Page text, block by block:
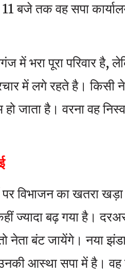
बजे तक वह सपा
में भरा पूरा परिवार है,
में लगे रहते है। किसी
जाता है। वरना वह
पर विभाजन का खतरा
ज्यादा बढ़ गया है।
तो नेता बंट जायेंगे। नया
आस्था सपा में है। वह